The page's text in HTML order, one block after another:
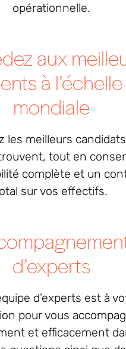
opérationnelle.
aux
à l’échelle
mondiale
les meilleurs
tout en
complète et un
sur vos effectifs.
d’experts
d’experts est à
pour vous
et efficacement